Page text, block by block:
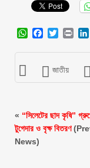
WhatsApp
Facebook
Twitter
Print
জাতীয়
« “সিলেটের ছাদ কৃষি”
টুগেদার ও বৃক্ষ বিতরণ
News)